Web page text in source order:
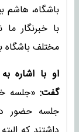
باشگاه، هاشم
با خبرنگار
مختلف باشگاه
او با اشاره
گفت: «جلسه
جلسه حضور